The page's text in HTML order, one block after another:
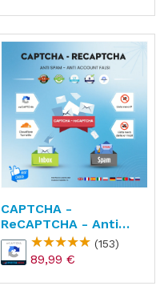
CAPTCHA -
ReCAPTCHA - Anti
Spam - Anti Conti Falsi
(153)
89,99 €